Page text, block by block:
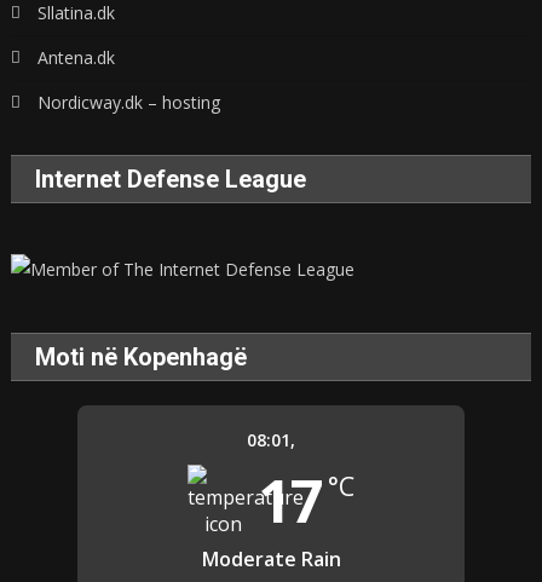
Sllatina.dk
Antena.dk
Nordicway.dk – hosting
Internet Defense League
Moti në Kopenhagë
08:01,
17 °C
Moderate Rain